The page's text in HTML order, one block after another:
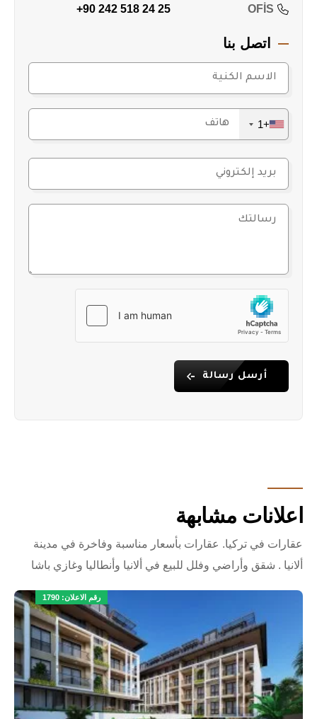
OFİS
+90 242 518 24 25
اتصل بنا
+1
أرسل رسالة
اعلانات مشابهة
عقارات في تركيا. عقارات بأسعار مناسبة وفاخرة في مدينة
ألانيا . شقق وأراضي وفلل للبيع في ألانيا وأنطاليا وغازي باشا
رقم الاعلان: 1790